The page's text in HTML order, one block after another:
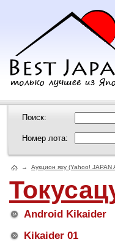
Поиск:
Номер лота:
→ Аукцион яху (Yahoo! JAPAN
Android Kikaider
Kikaider 01